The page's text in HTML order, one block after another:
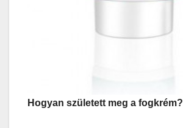
Hogyan született meg a fogkrém?